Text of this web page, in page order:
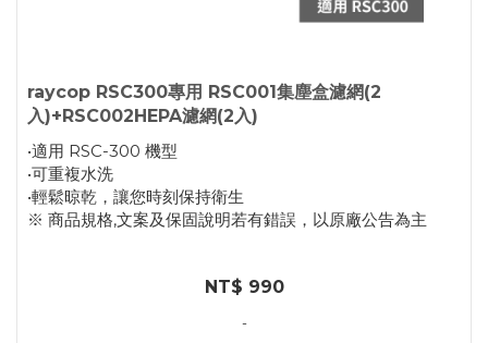
raycop RSC300專用 RSC001集塵盒濾網(2
入)+RSC002HEPA濾網(2入)
•適用 RSC-300 機型
•可重複水洗
•輕鬆晾乾，讓您時刻保持衛生
※ 商品規格,文案及保固說明若有錯誤，以原廠公告為主
NT$ 990
-